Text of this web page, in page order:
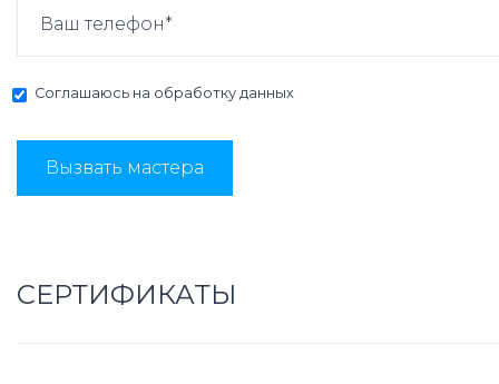
Соглашаюсь на обработку данных
Вызвать мастера
СЕРТИФИКАТЫ